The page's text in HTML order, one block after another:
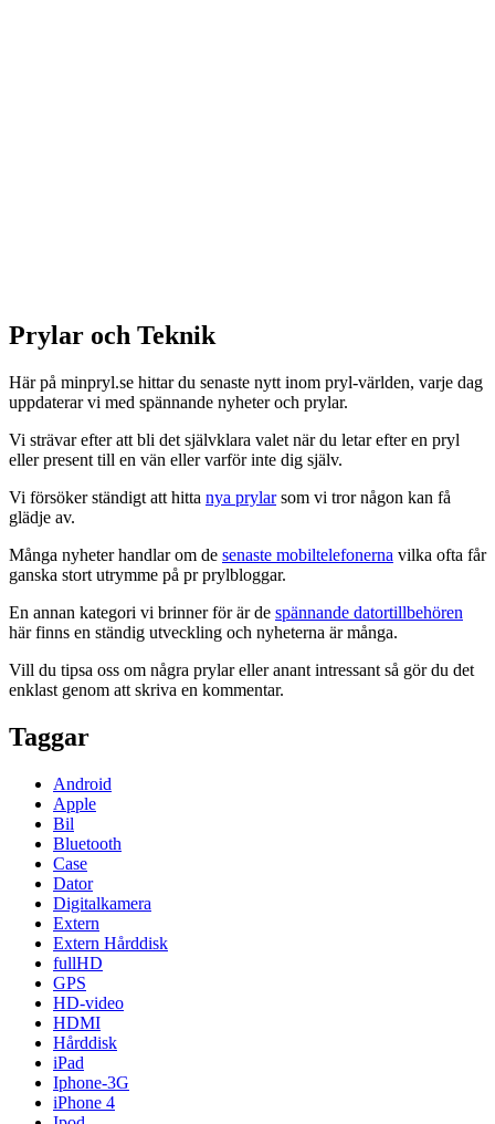
Prylar och Teknik
Här på minpryl.se hittar du senaste nytt inom pryl-världen, varje dag
uppdaterar vi med spännande nyheter och prylar.
Vi strävar efter att bli det självklara valet när du letar efter en pryl
eller present till en vän eller varför inte dig själv.
Vi försöker ständigt att hitta nya prylarsom vi tror någon kan få
glädje av.
Många nyheter handlar om de senaste mobiltelefonerna vilka ofta får
ganska stort utrymme på pr prylbloggar.
En annan kategori vi brinner för är de spännande datortillbehören
här finns en ständig utveckling och nyheterna är många.
Vill du tipsa oss om några prylar eller anant intressant så gör du det
enklast genom att skriva en kommentar.
Taggar
Android
Apple
Bil
Bluetooth
Case
Dator
Digitalkamera
Extern
Extern Hårddisk
fullHD
GPS
HD-video
HDMI
Hårddisk
iPad
Iphone-3G
iPhone 4